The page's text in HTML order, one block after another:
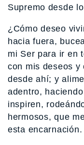
Supremo desde
¿Cómo deseo
hacia fuera,
mi Ser para ir en
con mis deseos y
desde ahí; y
adentro,
inspiren,
hermosos, que
esta encarnación.